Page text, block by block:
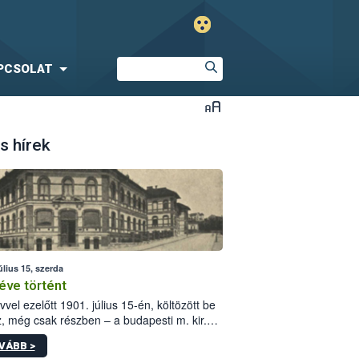
hírek
15, szerda
történt
ezelőtt 1901. július 15-én, költözött be
még csak részben – a budapesti m. kir.
állomás a Kis Rókus utca
alatti, Czigler Győző által tervezett új
>